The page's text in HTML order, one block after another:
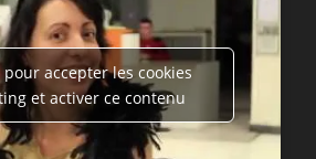
accepter les cookies
et activer ce contenu